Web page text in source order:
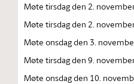
Møte tirsdag den 2.
Møte tirsdag den 2.
Møte onsdag den 3.
Møte tirsdag den 9.
Møte onsdag den 10.